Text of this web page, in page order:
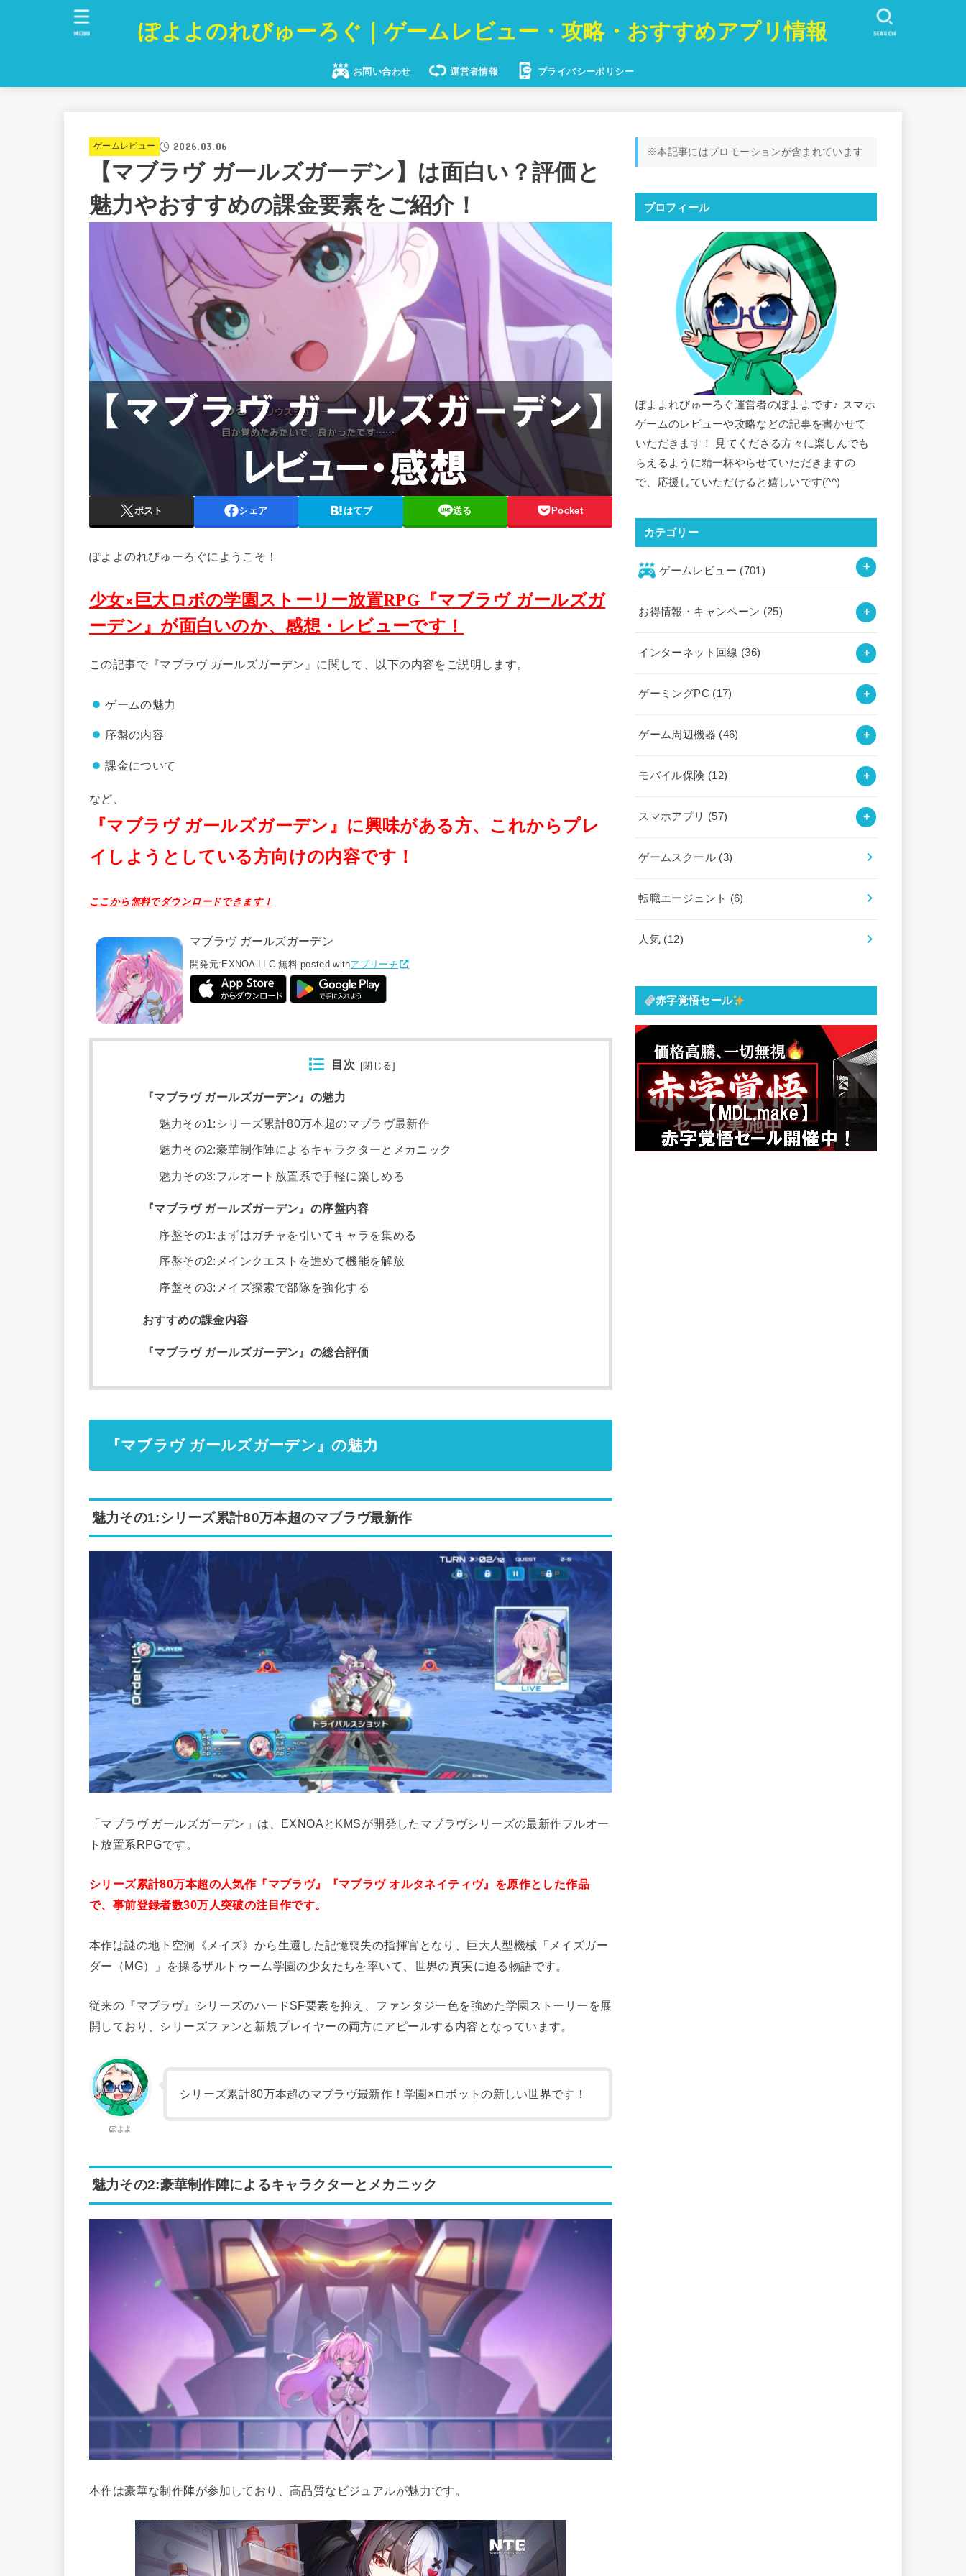
ぽよよのれびゅーろぐ｜ゲームレビュー・攻略・おすすめアプリ情報
お問い合わせ 運営者情報 プライバシーポリシー
SEARCH
MENU
ゲームレビュー 2026.03.06
【マブラヴ ガールズガーデン】は面白い？評価と
魅力やおすすめの課金要素をご紹介！
ポスト シェア はてブ 送る Pocket
ぽよよのれびゅーろぐにようこそ！
少女×巨大ロボの学園ストーリー放置RPG『マブラヴ ガールズガ
ーデン』が面白いのか、感想・レビューです！
この記事で『マブラヴ ガールズガーデン』に関して、以下の内容をご説明します。
ゲームの魅力
序盤の内容
課金について
など、
『マブラヴ ガールズガーデン』に興味がある方、これからプレ
イしようとしている方向けの内容です！
ここから無料でダウンロードできます！
マブラヴ ガールズガーデン
開発元: EXNOA LLC 無料 posted withアプリーチ
目次 閉じる
『マブラヴ ガールズガーデン』の魅力
魅力その1:シリーズ累計80万本超のマブラヴ最新作
魅力その2:豪華制作陣によるキャラクターとメカニック
魅力その3:フルオート放置系で手軽に楽しめる
『マブラヴ ガールズガーデン』の序盤内容
序盤その1:まずはガチャを引いてキャラを集める
序盤その2:メインクエストを進めて機能を解放
序盤その3:メイズ探索で部隊を強化する
おすすめの課金内容
『マブラヴ ガールズガーデン』の総合評価
『マブラヴ ガールズガーデン』の魅力
魅力その1:シリーズ累計80万本超のマブラヴ最新作
「マブラヴ ガールズガーデン」は、EXNOAとKMSが開発したマブラヴシリーズの最新作フルオー
ト放置系RPGです。
シリーズ累計80万本超の人気作『マブラヴ』『マブラヴ オルタネイティヴ』を原作とした作品
で、事前登録者数30万人突破の注目作です。
本作は謎の地下空洞《メイズ》から生還した記憶喪失の指揮官となり、巨大人型機械「メイズガー
ダー（MG）」を操るザルトゥーム学園の少女たちを率いて、世界の真実に迫る物語です。
従来の『マブラヴ』シリーズのハードSF要素を抑え、ファンタジー色を強めた学園ストーリーを展
開しており、シリーズファンと新規プレイヤーの両方にアピールする内容となっています。
ぽよよ
シリーズ累計80万本超のマブラヴ最新作！学園×ロボットの新しい世界です！
魅力その2:豪華制作陣によるキャラクターとメカニック
本作は豪華な制作陣が参加しており、高品質なビジュアルが魅力です。
※本記事にはプロモーションが含まれています
プロフィール
ぽよよれびゅーろぐ運営者のぽよよです♪ スマホ
ゲームのレビューや攻略などの記事を書かせて
いただきます！ 見てくださる方々に楽しんでも
らえるように精一杯やらせていただきますの
で、応援していただけると嬉しいです(^^)
カテゴリー
ゲームレビュー (701)
お得情報・キャンペーン (25)
インターネット回線 (36)
ゲーミングPC (17)
ゲーム周辺機器 (46)
モバイル保険 (12)
スマホアプリ (57)
ゲームスクール (3)
転職エージェント (6)
人気 (12)
赤字覚悟セール